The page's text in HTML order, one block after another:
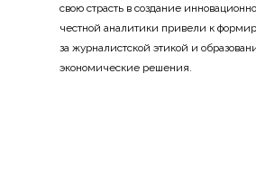
свою страсть в создание
честной аналитики привели к
за журналистской этикой и
экономические решения.